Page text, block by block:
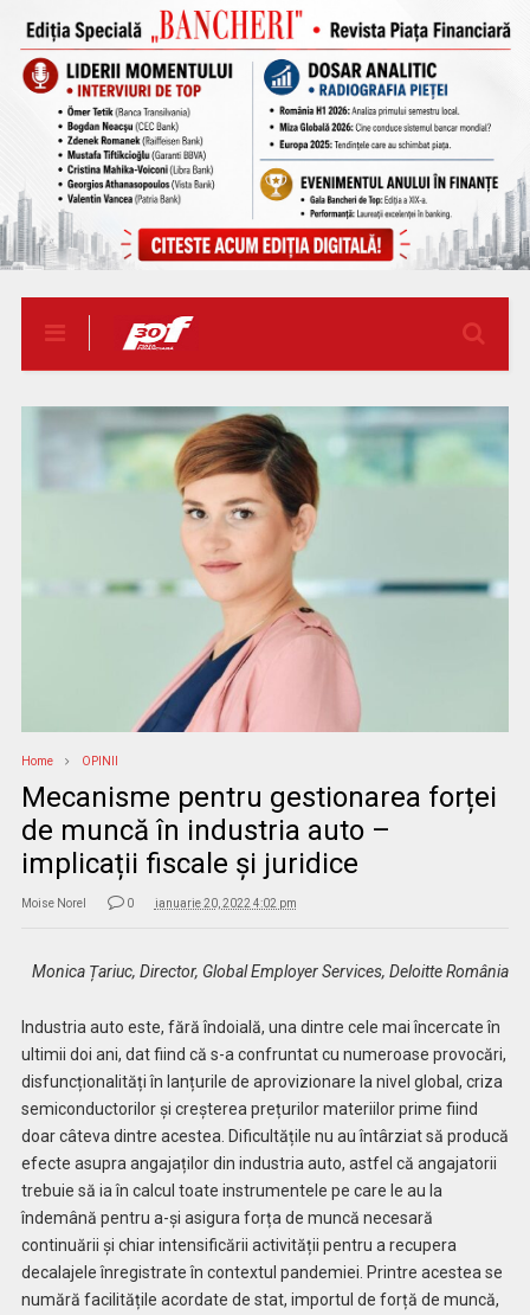
Home OPINII
Mecanisme pentru gestionarea forței
de muncă în industria auto –
implicații fiscale și juridice
Moise Norel 0 ianuarie 20, 2022 4:02 pm
Monica Țariuc, Director, Global Employer Services, Deloitte România
Industria auto este, fără îndoială, una dintre cele mai încercate în
ultimii doi ani, dat fiind că s-a confruntat cu numeroase provocări,
disfuncționalități în lanțurile de aprovizionare la nivel global, criza
semiconductorilor și creșterea prețurilor materiilor prime fiind
doar câteva dintre acestea. Dificultățile nu au întârziat să producă
efecte asupra angajaților din industria auto, astfel că angajatorii
trebuie să ia în calcul toate instrumentele pe care le au la
îndemână pentru a-și asigura forța de muncă necesară
continuării și chiar intensificării activității pentru a recupera
decalajele înregistrate în contextul pandemiei. Printre acestea se
numără facilitățile acordate de stat, importul de forță de muncă,